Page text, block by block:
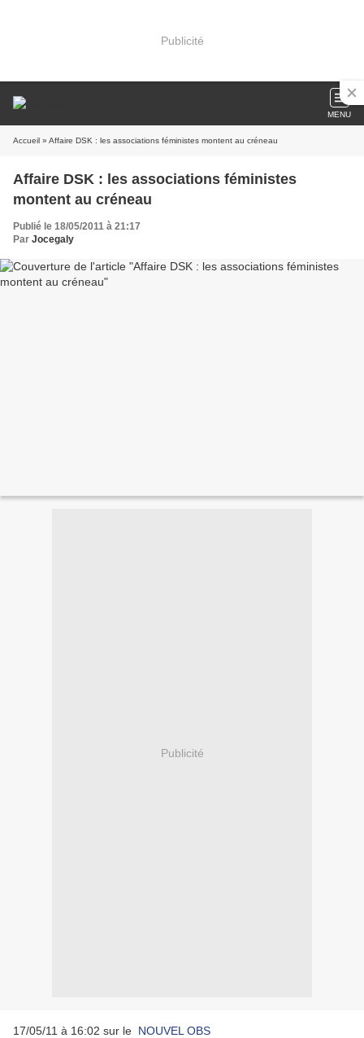
Publicité
MENU
Accueil » Affaire DSK : les associations féministes montent au créneau
Affaire DSK : les associations féministes
montent au créneau
Publié le 18/05/2011 à 21:17
Par Jocegaly
Publicité
17/05/11 à 16:02 sur le NOUVEL OBS